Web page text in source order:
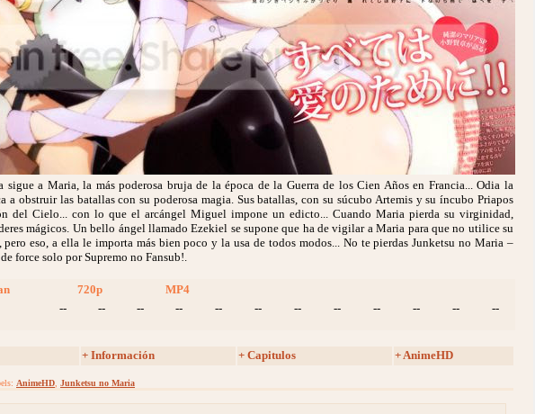
sigue a Maria, la más poderosa bruja de la época de la Guerra de los Cien Años en Francia... Odia la
a obstruir las batallas con su poderosa magia. Sus batallas, con su súcubo Artemis y su íncubo Priapos
del Cielo... con lo que el arcángel Miguel impone un edicto... Cuando Maria pierda su virginidad,
mágicos. Un bello ángel llamado Ezekiel se supone que ha de vigilar a Maria para que no utilice su
pero eso, a ella le importa más bien poco y la usa de todos modos... No te pierdas Junketsu no Maria –
force solo por Supremo no Fansub!.
720p
MP4
-- -- -- -- -- -- -- -- -- -- -- --
+ Información + Capitulos + AnimeHD
AnimeHD Junketsu no Maria